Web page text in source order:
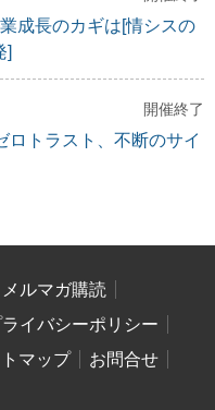
成長のカギは[情シスの
]
開催終了
ロトラスト、不断のサイ
メルマガ購読
ライバシーポリシー
マップ
お問合せ